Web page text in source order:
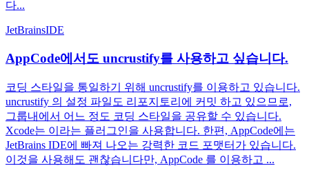
다...
JetBrainsIDE
AppCode에서도 uncrustify를 사용하고 싶습니다.
코딩 스타일을 통일하기 위해 uncrustify를 이용하고 있습니다.
uncrustify 의 설정 파일도 리포지토리에 커밋 하고 있으므로,
그룹내에서 어느 정도 코딩 스타일을 공유할 수 있습니다.
Xcode는 이라는 플러그인을 사용합니다. 한편, AppCode에는
JetBrains IDE에 빠져 나오는 강력한 코드 포맷터가 있습니다.
이것을 사용해도 괜찮습니다만, AppCode 를 이용하고 ...